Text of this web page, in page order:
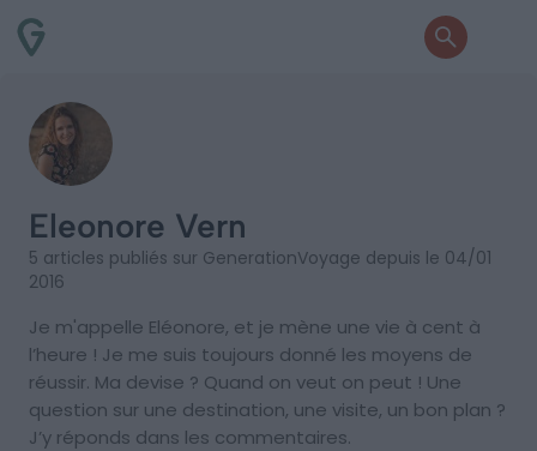
Eleonore Vern
5 articles publiés sur GenerationVoyage depuis le 04/01
2016
Je m'appelle Eléonore, et je mène une vie à cent à
l’heure ! Je me suis toujours donné les moyens de
réussir. Ma devise ? Quand on veut on peut ! Une
question sur une destination, une visite, un bon plan ?
J’y réponds dans les commentaires.